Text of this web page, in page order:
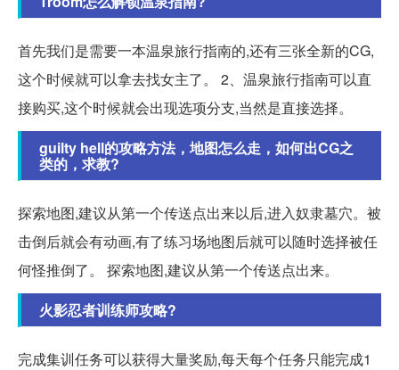
首先我们是需要一本温泉旅行指南的,还有三张全新的CG,
这个时候就可以拿去找女主了。 2、温泉旅行指南可以直
接购买,这个时候就会出现选项分支,当然是直接选择。
guilty hell的攻略方法，地图怎么走，如何出CG之
类的，求教?
探索地图,建议从第一个传送点出来以后,进入奴隶墓穴。被
击倒后就会有动画,有了练习场地图后就可以随时选择被任
何怪推倒了。 探索地图,建议从第一个传送点出来。
火影忍者训练师攻略?
完成集训任务可以获得大量奖励,每天每个任务只能完成1